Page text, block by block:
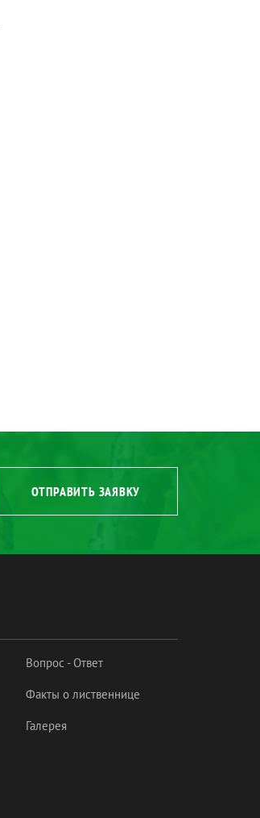
ОТПРАВИТЬ ЗАЯВКУ
Вопрос - Ответ
Факты о лиственнице
Галерея